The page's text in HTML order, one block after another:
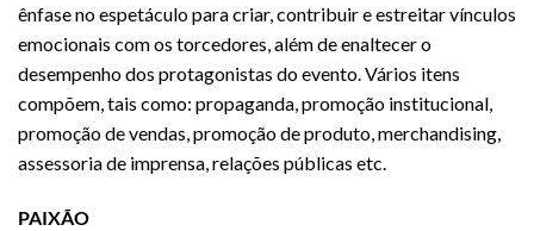
ênfase no espetáculo para criar, contribuir e estreitar vínculos
emocionais com os torcedores, além de enaltecer o
desempenho dos protagonistas do evento. Vários itens
compõem, tais como: propaganda, promoção institucional,
promoção de vendas, promoção de produto, merchandising,
assessoria de imprensa, relações públicas etc.
PAIXÃO